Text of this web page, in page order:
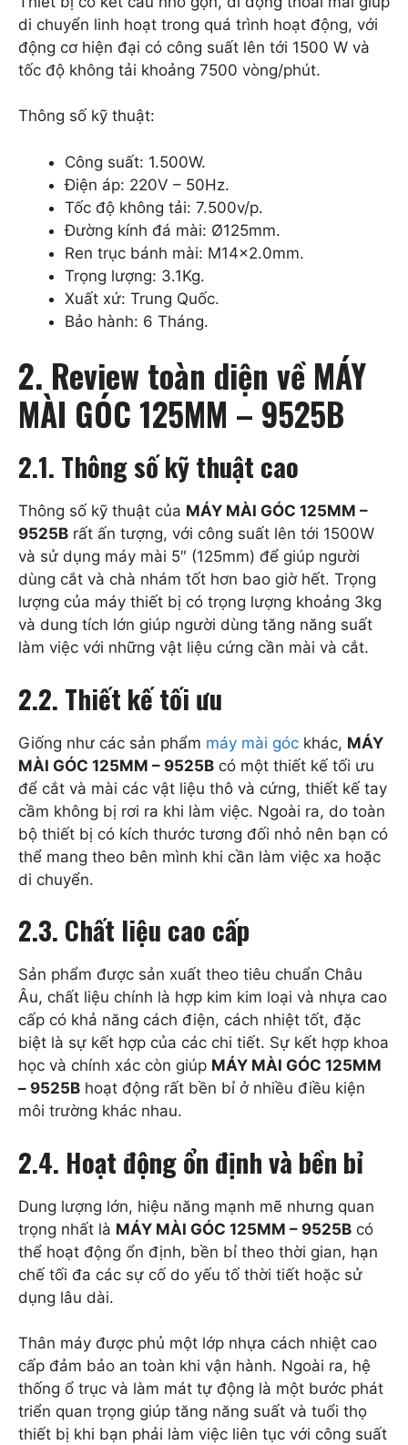
di chuyển linh hoạt trong quá trình hoạt động, với
động cơ hiện đại có công suất lên tới 1500 W và
tốc độ không tải khoảng 7500 vòng/phút.
Thông số kỹ thuật:
Công suất: 1.500W.
Điện áp: 220V – 50Hz.
Tốc độ không tải: 7.500v/p.
Đường kính đá mài: Ø125mm.
Ren trục bánh mài: M14x2.0mm.
Trọng lượng: 3.1Kg.
Xuất xứ: Trung Quốc.
Bảo hành: 6 Tháng.
2. Review toàn diện về MÁY
MÀI GÓC 125MM – 9525B
2.1. Thông số kỹ thuật cao
Thông số kỹ thuật của MÁY MÀI GÓC 125MM –
9525B rất ấn tượng, với công suất lên tới 1500W
và sử dụng máy mài 5″ (125mm) để giúp người
dùng cắt và chà nhám tốt hơn bao giờ hết. Trọng
lượng của máy thiết bị có trọng lượng khoảng 3kg
và dung tích lớn giúp người dùng tăng năng suất
làm việc với những vật liệu cứng cần mài và cắt.
2.2. Thiết kế tối ưu
Giống như các sản phẩm máy mài góc khác, MÁY
MÀI GÓC 125MM – 9525B có một thiết kế tối ưu
để cắt và mài các vật liệu thô và cứng, thiết kế tay
cầm không bị rơi ra khi làm việc. Ngoài ra, do toàn
bộ thiết bị có kích thước tương đối nhỏ nên bạn có
thể mang theo bên mình khi cần làm việc xa hoặc
di chuyển.
2.3. Chất liệu cao cấp
Sản phẩm được sản xuất theo tiêu chuẩn Châu
Âu, chất liệu chính là hợp kim kim loại và nhựa cao
cấp có khả năng cách điện, cách nhiệt tốt, đặc
biệt là sự kết hợp của các chi tiết. Sự kết hợp khoa
học và chính xác còn giúp MÁY MÀI GÓC 125MM
– 9525B hoạt động rất bền bỉ ở nhiều điều kiện
môi trường khác nhau.
2.4. Hoạt động ổn định và bền bỉ
Dung lượng lớn, hiệu năng mạnh mẽ nhưng quan
trọng nhất là MÁY MÀI GÓC 125MM – 9525B có
thể hoạt động ổn định, bền bỉ theo thời gian, hạn
chế tối đa các sự cố do yếu tố thời tiết hoặc sử
dụng lâu dài.
Thân máy được phủ một lớp nhựa cách nhiệt cao
cấp đảm bảo an toàn khi vận hành. Ngoài ra, hệ
thống ổ trục và làm mát tự động là một bước phát
triển quan trọng giúp tăng năng suất và tuổi thọ
thiết bị khi bạn phải làm việc liên tục với công suất